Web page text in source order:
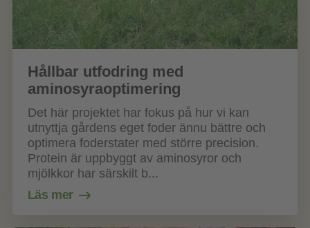
Hållbar utfodring med
aminosyraoptimering
Det här projektet har fokus på hur vi kan
utnyttja gårdens eget foder ännu bättre och
optimera foderstater med större precision.
Protein är uppbyggt av aminosyror och
mjölkkor har särskilt b...
Läs mer